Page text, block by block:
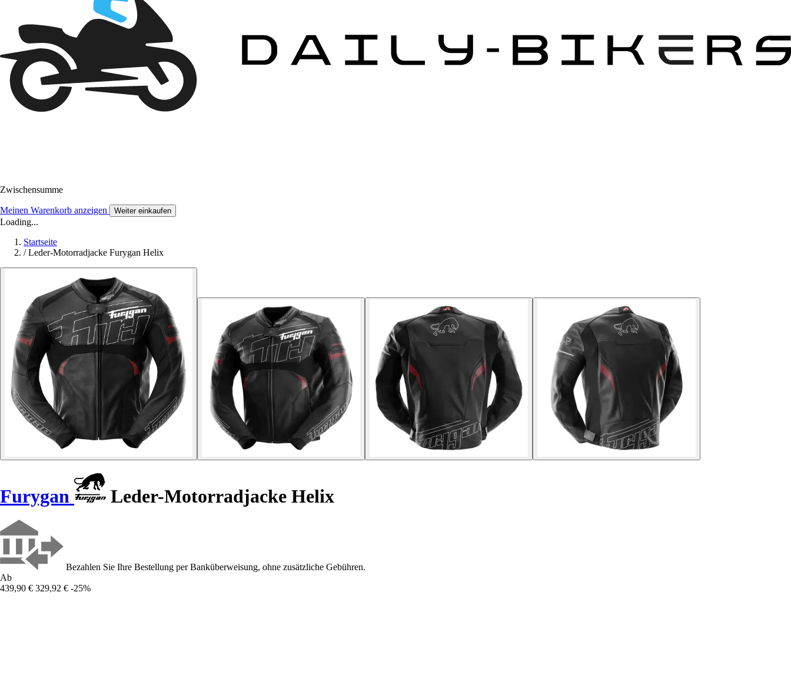
Zwischensumme
Meinen Warenkorb anzeigen Weiter einkaufen
Loading...
Startseite
/ Leder-Motorradjacke Furygan Helix
Furygan Leder-Motorradjacke Helix
Bezahlen Sie Ihre Bestellung per Banküberweisung, ohne zusätzliche Gebühren.
Ab
439,90 € 329,92 € -25%